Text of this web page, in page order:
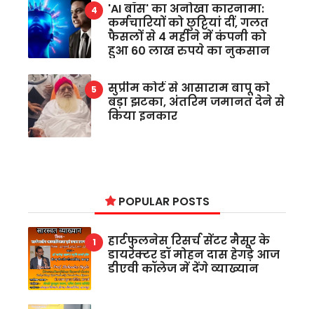
'AI बॉस' का अनोखा कारनामा:
कर्मचारियों को छुट्टियां दीं, गलत
फैसलों से 4 महीने में कंपनी को
हुआ 60 लाख रुपये का नुकसान
सुप्रीम कोर्ट से आसाराम बापू को
बड़ा झटका, अंतरिम जमानत देने से
किया इनकार
POPULAR POSTS
हार्टफुलनेस रिसर्च सेंटर मैसूर के
डायरेक्टर डॉ मोहन दास हेगड़े आज
डीएवी कॉलेज में देंगे व्याख्यान